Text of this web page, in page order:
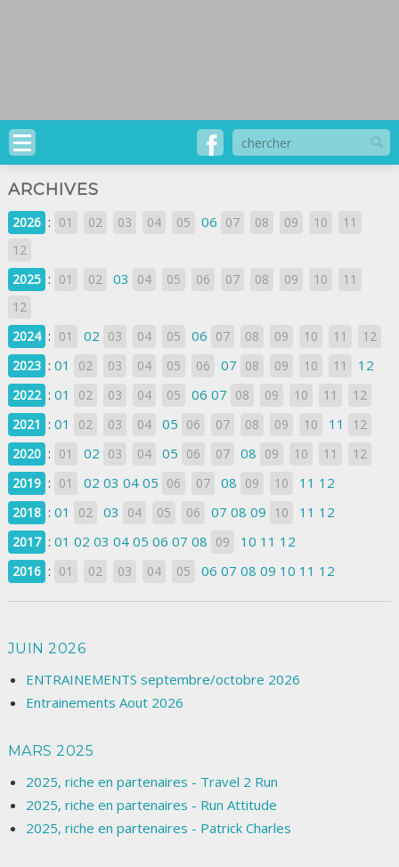
ARCHIVES
2026 : 01 02 03 04 05 06 07 08 09 10
11
12
2025 : 01 02 03 04 05 06 07 08 09 10
11
12
2024 : 01 02 03 04 05 06 07 08 09 10 11
12
2023 : 01 02 03 04 05 06 07 08 09 10 11 12
2022 : 01 02 03 04 05 06 07 08 09 10 11
12
2021 : 01 02 03 04 05 06 07 08 09 10 11
12
2020 : 01 02 03 04 05 06 07 08 09 10 11
12
2019 : 01 02 03 04 05 06 07 08 09 10 11 12
2018 : 01 02 03 04 05 06 07 08 09 10 11 12
2017 : 01 02 03 04 05 06 07 08 09 10 11 12
2016 : 01 02 03 04 05 06 07 08 09 10 11 12
JUIN 2026
ENTRAINEMENTS septembre/octobre 2026
Entrainements Aout 2026
MARS 2025
2025, riche en partenaires - Travel 2 Run
2025, riche en partenaires - Run Attitude
2025, riche en partenaires - Patrick Charles